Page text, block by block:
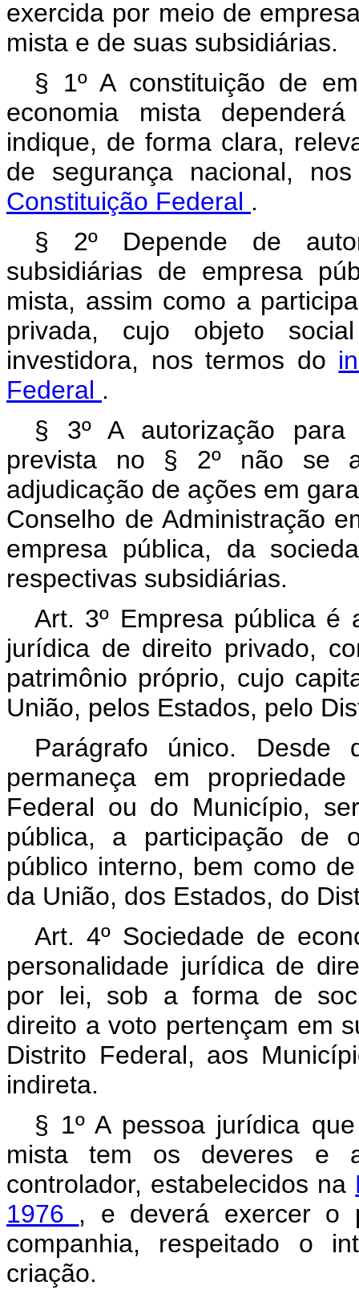
exercida por meio de
mista e de suas subsidiárias.
§ 1º A constituição de
economia mista
indique, de forma clara,
de segurança nacional,
Constituição Federal .
§ 2º Depende de
subsidiárias de empresa
mista, assim como a
privada, cujo objeto
investidora, nos termos do
Federal .
§ 3º A autorização para
prevista no § 2º não se
adjudicação de ações em
Conselho de Administração
empresa pública, da
respectivas subsidiárias.
Art. 3º Empresa pública é
jurídica de direito privado,
patrimônio próprio, cujo
União, pelos Estados, pelo
Parágrafo único.
permaneça em
Federal ou do Município,
pública, a participação de
público interno, bem como
da União, dos Estados, do
Art. 4º Sociedade de
personalidade jurídica de
por lei, sob a forma de
direito a voto pertençam em
Distrito Federal, aos
indireta.
§ 1º A pessoa jurídica
mista tem os deveres e
controlador, estabelecidos na
1976 , e deverá exercer o
companhia, respeitado o
criação.